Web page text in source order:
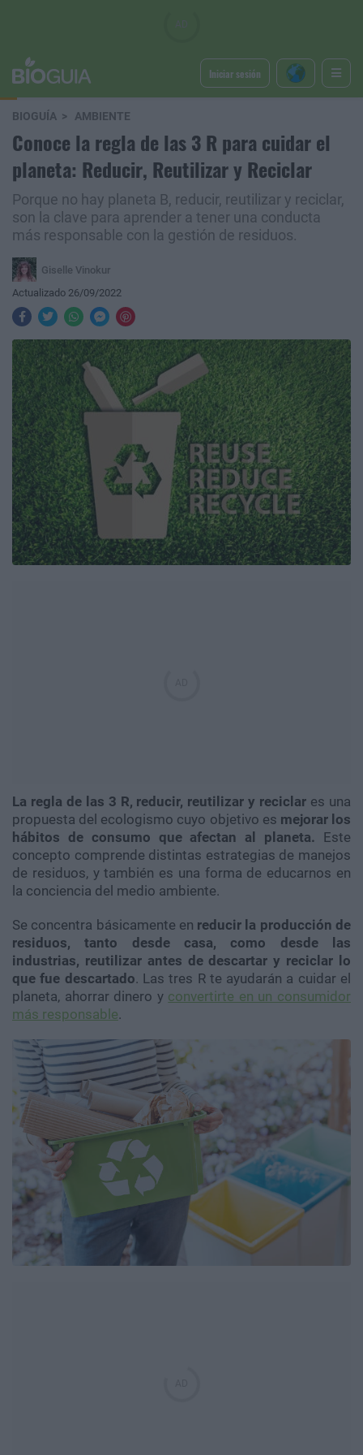
Iniciar sesión
BIOGUÍA AMBIENTE
Conoce la regla de las 3 R para cuidar el
planeta: Reducir, Reutilizar y Reciclar
Porque no hay planeta B, reducir, reutilizar y reciclar,
son la clave para aprender a tener una conducta
más responsable con la gestión de residuos.
Giselle Vinokur
Actualizado 26/09/2022
La regla de las 3 R, reducir, reutilizar y reciclar es una
propuesta del ecologismo cuyo objetivo es mejorar los
hábitos de consumo que afectan al planeta. Este
concepto comprende distintas estrategias de manejos
de residuos, y también es una forma de educarnos en
la conciencia del medio ambiente.
Se concentra básicamente en reducir la producción de
residuos, tanto desde casa, como desde las
industrias, reutilizar antes de descartar y reciclar lo
que fue descartado. Las tres R te ayudarán a cuidar el
planeta, ahorrar dinero y convertirte en un consumidor
más responsable.